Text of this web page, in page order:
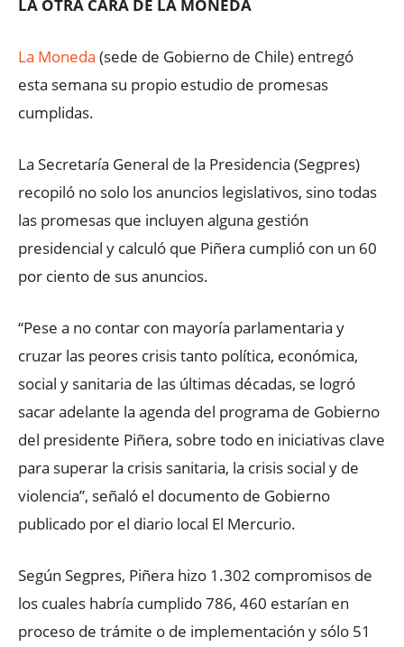
LA OTRA CARA DE LA MONEDA
La Moneda (sede de Gobierno de Chile) entregó
esta semana su propio estudio de promesas
cumplidas.
La Secretaría General de la Presidencia (Segpres)
recopiló no solo los anuncios legislativos, sino todas
las promesas que incluyen alguna gestión
presidencial y calculó que Piñera cumplió con un 60
por ciento de sus anuncios.
“Pese a no contar con mayoría parlamentaria y
cruzar las peores crisis tanto política, económica,
social y sanitaria de las últimas décadas, se logró
sacar adelante la agenda del programa de Gobierno
del presidente Piñera, sobre todo en iniciativas clave
para superar la crisis sanitaria, la crisis social y de
violencia”, señaló el documento de Gobierno
publicado por el diario local El Mercurio.
Según Segpres, Piñera hizo 1.302 compromisos de
los cuales habría cumplido 786, 460 estarían en
proceso de trámite o de implementación y sólo 51